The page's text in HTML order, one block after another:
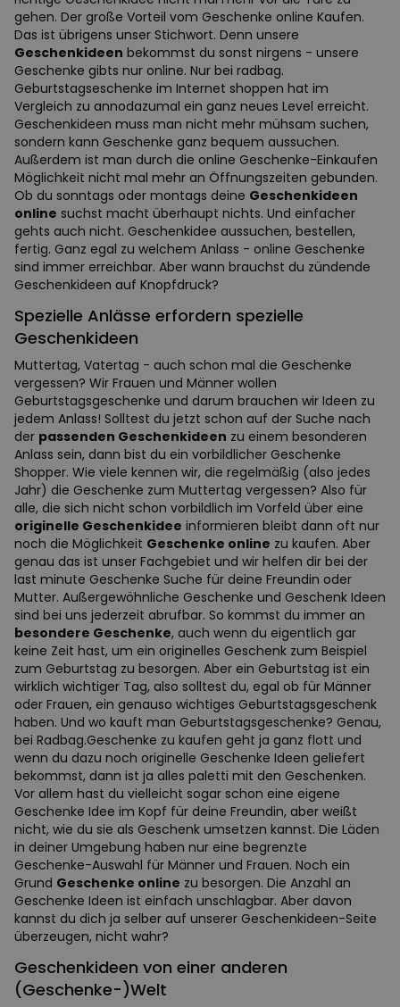
gehen. Der große Vorteil vom Geschenke online Kaufen.
Das ist übrigens unser Stichwort. Denn unsere
Geschenkideen bekommst du sonst nirgens - unsere
Geschenke gibts nur online. Nur bei radbag.
Geburtstagseschenke im Internet shoppen hat im
Vergleich zu annodazumal ein ganz neues Level erreicht.
Geschenkideen muss man nicht mehr mühsam suchen,
sondern kann Geschenke ganz bequem aussuchen.
Außerdem ist man durch die online Geschenke-Einkaufen
Möglichkeit nicht mal mehr an Öffnungszeiten gebunden.
Ob du sonntags oder montags deine Geschenkideen
online suchst macht überhaupt nichts. Und einfacher
gehts auch nicht. Geschenkidee aussuchen, bestellen,
fertig. Ganz egal zu welchem Anlass - online Geschenke
sind immer erreichbar. Aber wann brauchst du zündende
Geschenkideen auf Knopfdruck?
Spezielle Anlässe erfordern spezielle
Geschenkideen
Muttertag, Vatertag - auch schon mal die Geschenke
vergessen? Wir Frauen und Männer wollen
Geburtstagsgeschenke und darum brauchen wir Ideen zu
jedem Anlass! Solltest du jetzt schon auf der Suche nach
der passenden Geschenkideen zu einem besonderen
Anlass sein, dann bist du ein vorbildlicher Geschenke
Shopper. Wie viele kennen wir, die regelmäßig (also jedes
Jahr) die Geschenke zum Muttertag vergessen? Also für
alle, die sich nicht schon vorbildlich im Vorfeld über eine
originelle Geschenkidee informieren bleibt dann oft nur
noch die Möglichkeit Geschenke online zu kaufen. Aber
genau das ist unser Fachgebiet und wir helfen dir bei der
last minute Geschenke Suche für deine Freundin oder
Mutter. Außergewöhnliche Geschenke und Geschenk Ideen
sind bei uns jederzeit abrufbar. So kommst du immer an
besondere Geschenke, auch wenn du eigentlich gar
keine Zeit hast, um ein originelles Geschenk zum Beispiel
zum Geburtstag zu besorgen. Aber ein Geburtstag ist ein
wirklich wichtiger Tag, also solltest du, egal ob für Männer
oder Frauen, ein genauso wichtiges Geburtstagsgeschenk
haben. Und wo kauft man Geburtstagsgeschenke? Genau,
bei Radbag.Geschenke zu kaufen geht ja ganz flott und
wenn du dazu noch originelle Geschenke Ideen geliefert
bekommst, dann ist ja alles paletti mit den Geschenken.
Vor allem hast du vielleicht sogar schon eine eigene
Geschenke Idee im Kopf für deine Freundin, aber weißt
nicht, wie du sie als Geschenk umsetzen kannst. Die Läden
in deiner Umgebung haben nur eine begrenzte
Geschenke-Auswahl für Männer und Frauen. Noch ein
Grund Geschenke online zu besorgen. Die Anzahl an
Geschenke Ideen ist einfach unschlagbar. Aber davon
kannst du dich ja selber auf unserer Geschenkideen-Seite
überzeugen, nicht wahr?
Geschenkideen von einer anderen
(Geschenke-)Welt